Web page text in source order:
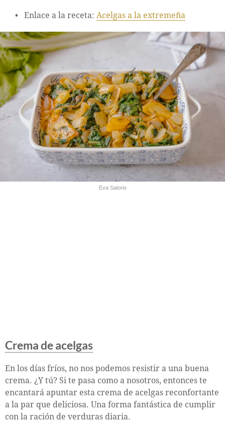
Enlace a la receta: Acelgas a la extremeña
Eva Salorio
Crema de acelgas
En los días fríos, no nos podemos resistir a una buena
crema. ¿Y tú? Si te pasa como a nosotros, entonces te
encantará apuntar esta crema de acelgas reconfortante
a la par que deliciosa. Una forma fantástica de cumplir
con la ración de verduras diaria.